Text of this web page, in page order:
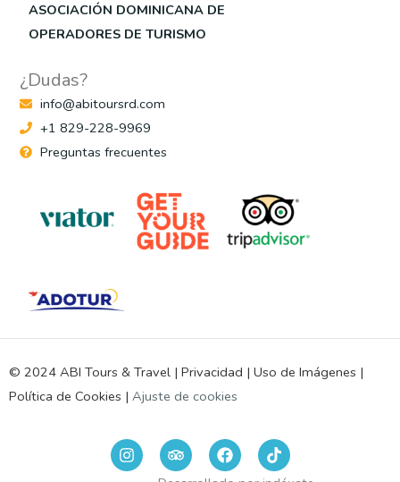
ASOCIACIÓN DOMINICANA DE
OPERADORES DE TURISMO
¿Dudas?
info@abitoursrd.com
+1 829-228-9969
Preguntas frecuentes
© 2024 ABI Tours & Travel | Privacidad | Uso de Imágenes |
Política de Cookies | Ajuste de cookies
I
n
T
r
F
a